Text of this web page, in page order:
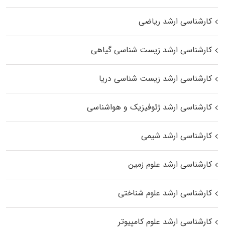
کارشناسی ارشد ریاضی
کارشناسی ارشد زیست‌ شناسی گیاهی
کارشناسی ارشد زیست‌ شناسی دریا
کارشناسی ارشد ژئوفیزیک و هواشناسی
کارشناسی ارشد شیمی
کارشناسی ارشد علوم زمین
کارشناسی ارشد علوم شناختی
کارشناسی ارشد علوم کامپیوتر